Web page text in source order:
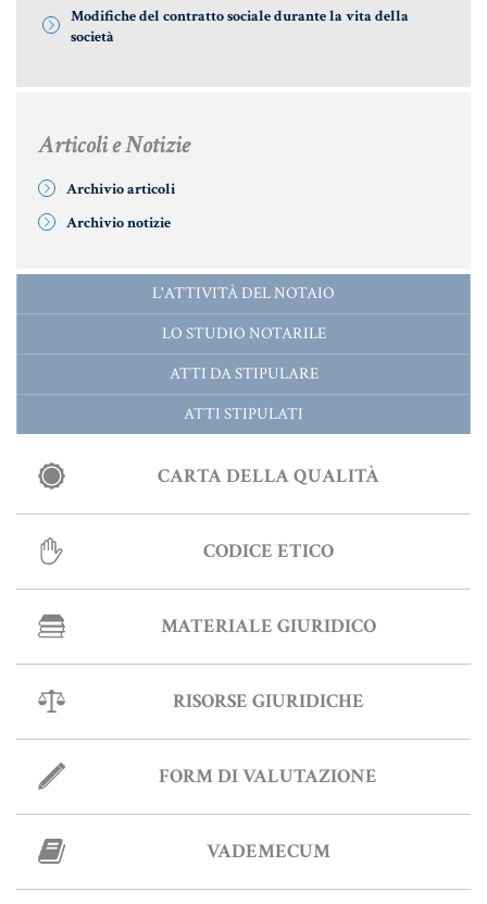
SISTEMA GIURIDICO ITALIANO
Fiscalità Speciale
CERTIFICAZIONE ENERGETICA
INDICI E TASSI
TARSU
TASSAZIONE ATTI IMMOBILIARI
Informative Generali
ANTIRICICLAGGIO
STRANIERI IN ITALIA
Modifiche del contratto sociale durante la vita della
società
Articoli e Notizie
Archivio articoli
Archivio notizie
L'ATTIVITÀ DEL NOTAIO
LO STUDIO NOTARILE
ATTI DA STIPULARE
ATTI STIPULATI
CARTA DELLA QUALITÀ
CODICE ETICO
MATERIALE GIURIDICO
RISORSE GIURIDICHE
FORM DI VALUTAZIONE
VADEMECUM